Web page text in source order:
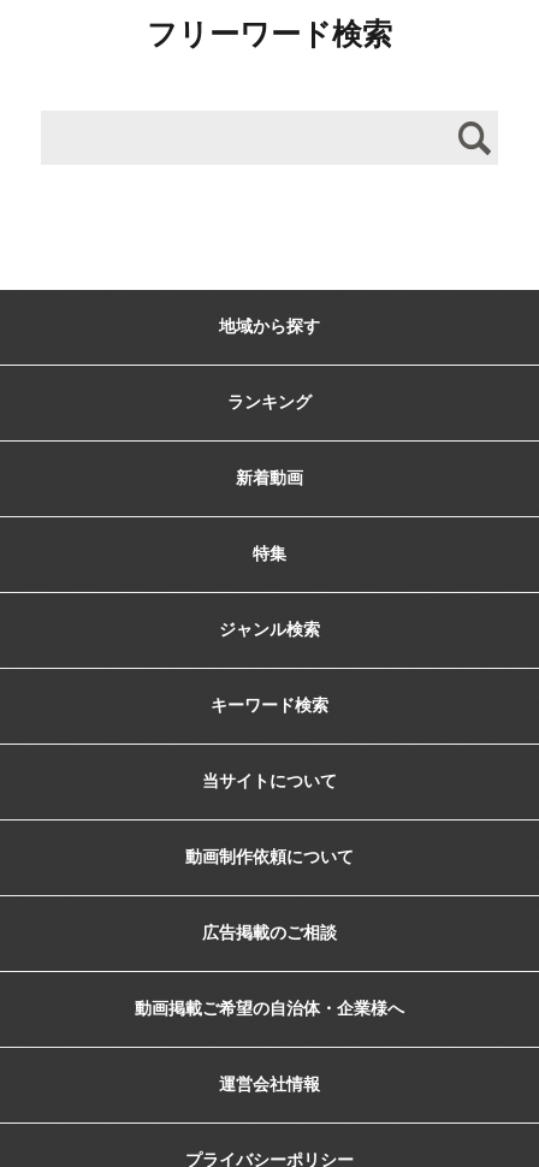
フリーワード検索
地域から探す
ランキング
新着動画
特集
ジャンル検索
キーワード検索
当サイトについて
動画制作依頼について
広告掲載のご相談
動画掲載ご希望の自治体・企業様へ
運営会社情報
プライバシーポリシー